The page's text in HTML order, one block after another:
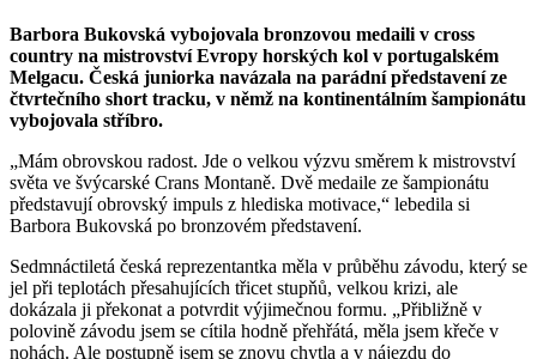
Barbora Bukovská vybojovala bronzovou medaili v cross
country na mistrovství Evropy horských kol v portugalském
Melgacu. Česká juniorka navázala na parádní představení ze
čtvrtečního short tracku, v němž na kontinentálním šampionátu
vybojovala stříbro.
„Mám obrovskou radost. Jde o velkou výzvu směrem k mistrovství
světa ve švýcarské Crans Montaně. Dvě medaile ze šampionátu
představují obrovský impuls z hlediska motivace,“ lebedila si
Barbora Bukovská po bronzovém představení.
Sedmnáctiletá česká reprezentantka měla v průběhu závodu, který se
jel při teplotách přesahujících třicet stupňů, velkou krizi, ale
dokázala ji překonat a potvrdit výjimečnou formu. „Přibližně v
polovině závodu jsem se cítila hodně přehřátá, měla jsem křeče v
nohách. Ale postupně jsem se znovu chytla a v nájezdu do